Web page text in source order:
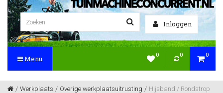
Inloggen
0 0 0
Menu
Werkplaats Overige werkplaatsuitrusting Hijsband / Rondstrop